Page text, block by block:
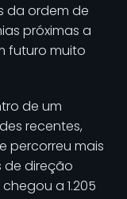
da ordem de
próximas a
futuro muito
de um
recentes,
percorreu mais
de direção
a 1.205